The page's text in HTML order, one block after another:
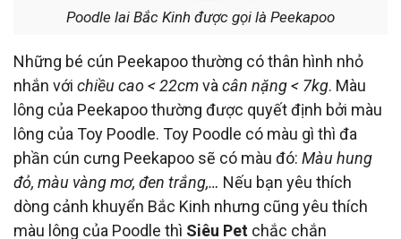
Poodle lai Bắc Kinh được gọi là Peekapoo
Những bé cún Peekapoo thường có thân hình nhỏ
nhắn với chiều cao < 22cmvà cân nặng < 7kg. Màu
lông của Peekapoo thường được quyết định bởi màu
lông của Toy Poodle. Toy Poodle có màu gì thì đa
phần cún cưng Peekapoo sẽ có màu đó: Màu hung
đỏ, màu vàng mơ, đen trắng,… Nếu bạn yêu thích
dòng cảnh khuyển Bắc Kinh nhưng cũng yêu thích
màu lông của Poodle thì Siêu Pet chắc chắn